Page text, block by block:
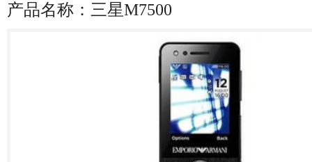
产品名称：三星M7500